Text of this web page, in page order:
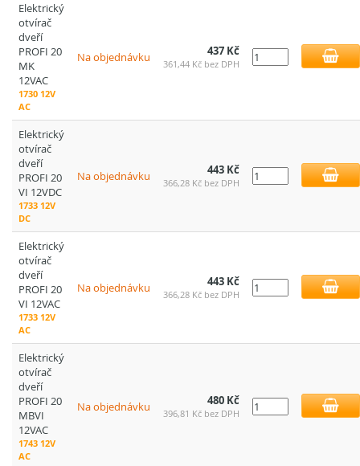
Elektrický
otvírač
dveří
PROFI 20
MK
12VAC
1730 12V
AC
Na objednávku 437 Kč
361,44 Kč bez DPH
Elektrický
otvírač
dveří
PROFI 20
VI 12VDC
1733 12V
DC
Na objednávku 443 Kč
366,28 Kč bez DPH
Elektrický
otvírač
dveří
PROFI 20
VI 12VAC
1733 12V
AC
Na objednávku 443 Kč
366,28 Kč bez DPH
Elektrický
otvírač
dveří
PROFI 20
MBVI
12VAC
1743 12V
AC
Na objednávku 480 Kč
396,81 Kč bez DPH